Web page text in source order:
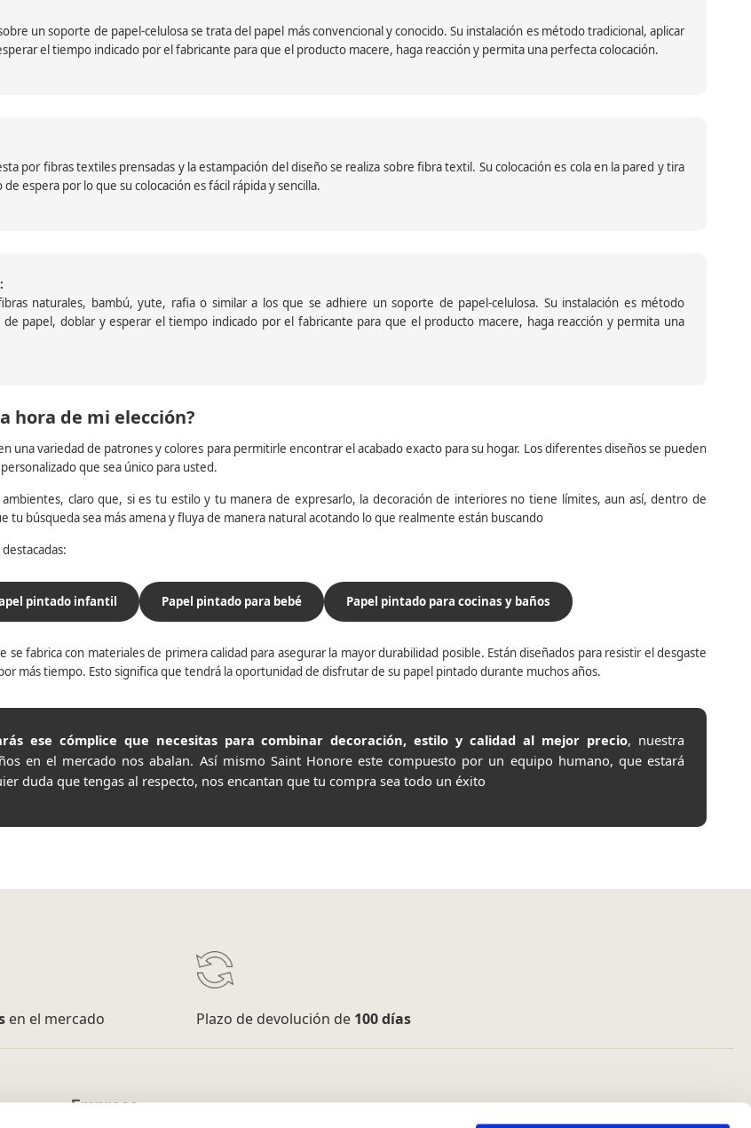
un soporte de papel-celulosa se trata del papel más convencional y conocido. Su instalación es método tradicional, aplicar
el tiempo indicado por el fabricante para que el producto macere, haga reacción y permita una perfecta colocación.
por fibras textiles prensadas y la estampación del diseño se realiza sobre fibra textil. Su colocación es cola en la pared y tira
espera por lo que su colocación es fácil rápida y sencilla.
naturales, bambú, yute, rafia o similar a los que se adhiere un soporte de papel-celulosa. Su instalación es método
de papel, doblar y esperar el tiempo indicado por el fabricante para que el producto macere, haga reacción y permita una
hora de mi elección?
una variedad de patrones y colores para permitirle encontrar el acabado exacto para su hogar. Los diferentes diseños se pueden
que sea único para usted.
claro que, si es tu estilo y tu manera de expresarlo, la decoración de interiores no tiene límites, aun así, dentro de
tu búsqueda sea más amena y fluya de manera natural acotando lo que realmente están buscando
pintado infantil Papel pintado para bebé Papel pintado para cocinas y baños
se fabrica con materiales de primera calidad para asegurar la mayor durabilidad posible. Están diseñados para resistir el desgaste
más tiempo. Esto significa que tendrá la oportunidad de disfrutar de su papel pintado durante muchos años.
ese cómplice que necesitas para combinar decoración, estilo y calidad al mejor precio, nuestra
en el mercado nos abalan. Así mismo Saint Honore este compuesto por un equipo humano, que estará
duda que tengas al respecto, nos encantan que tu compra sea todo un éxito
en el mercado Plazo de devolución de 100 días
Empresa